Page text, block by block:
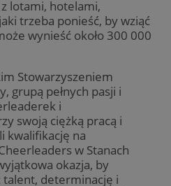
z lotami, hotelami,
trzeba ponieść, by wziąć
wynieść około 300 000
Stowarzyszeniem
grupą pełnych pasji i
i
swoją ciężką pracą i
kwalifikację na
w Stanach
okazja, by
talent, determinację i